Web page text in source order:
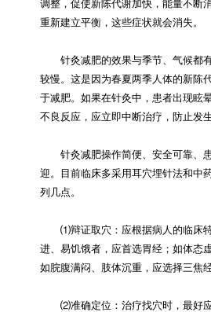
调整，促使新陈代谢加快，能量不断
重新建立平衡，这些症状就会消失。
针灸减肥的效果与季节、气候都
较慢。这是因为春夏两季人体的新陈
于减肥。如果在针灸中，患者出现眩
不良反应，应立即中断治疗，防止发生
针灸减肥操作简便、安全可靠、
迎。目前临床多采用耳穴埋针法和中
列几点。
⑴辩证取穴：应根据病人的临床特
进、易饥饿者，应首选胃经；如体态
如脘腹满闷、肢体沉重，应选择三焦经
⑵准确定位：治疗找穴时，最好应